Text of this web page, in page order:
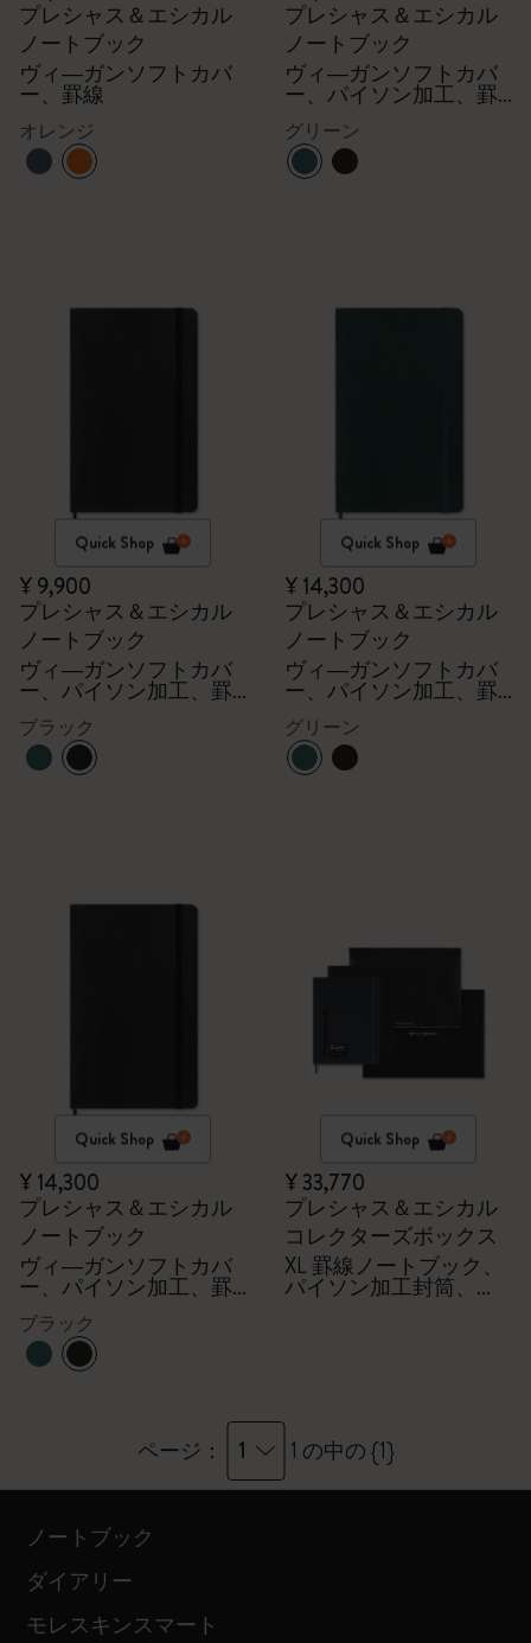
プレシャス＆エシカル
ノートブック
ヴィ―ガンソフトカバ
ー、罫線
オレンジ
プレシャス＆エシカル
ノートブック
ヴィ―ガンソフトカバ
ー、パイソン加工、罫
線
グリーン
Quick Shop
¥ 9,900
プレシャス＆エシカル
ノートブック
ヴィ―ガンソフトカバ
ー、パイソン加工、罫
線
ブラック
Quick Shop
¥ 14,300
プレシャス＆エシカル
ノートブック
ヴィ―ガンソフトカバ
ー、パイソン加工、罫
線
グリーン
Quick Shop
¥ 14,300
プレシャス＆エシカル
ノートブック
ヴィ―ガンソフトカバ
ー、パイソン加工、罫
線
ブラック
Quick Shop
¥ 33,770
プレシャス＆エシカル
コレクターズボックス
XL 罫線ノートブック、
パイソン加工封筒、
ページ： 1 1 の中の {1}
ノートブック
ダイアリー
モレスキンスマート